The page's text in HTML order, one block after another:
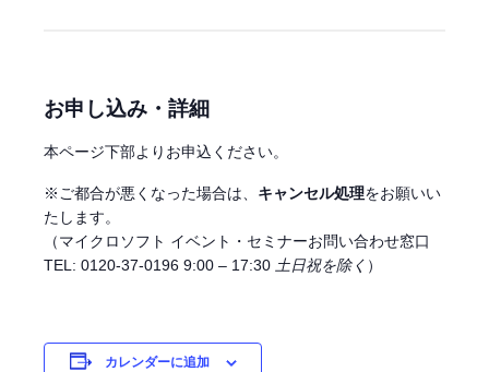
お申し込み・詳細
本ページ下部よりお申込ください。
※ご都合が悪くなった場合は、 キャンセル処理をお願いい
たします。
（マイクロソフト イベント・セミナーお問い合わせ窓口
TEL: 0120-37-0196 9:00 – 17:30 土日祝を除く ）
カレンダーに追加